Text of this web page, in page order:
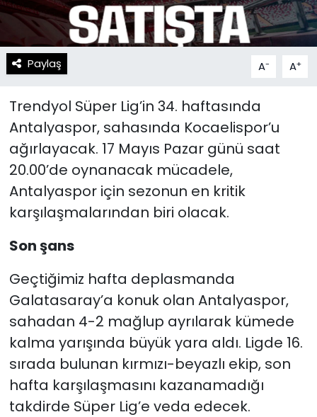
Paylaş A- A+
Trendyol Süper Lig’in 34. haftasında
Antalyaspor, sahasında Kocaelispor’u
ağırlayacak. 17 Mayıs Pazar günü saat
20.00’de oynanacak mücadele,
Antalyaspor için sezonun en kritik
karşılaşmalarından biri olacak.
Son şans
Geçtiğimiz hafta deplasmanda
Galatasaray’a konuk olan Antalyaspor,
sahadan 4-2 mağlup ayrılarak kümede
kalma yarışında büyük yara aldı. Ligde 16.
sırada bulunan kırmızı-beyazlı ekip, son
hafta karşılaşmasını kazanamadığı
takdirde Süper Lig’e veda edecek.
İletişim